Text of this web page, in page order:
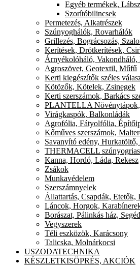
Egyéb termékek,
Szorítóbilincsek
Permetezés, Alkatrészek
Szúnyoghálók, Rovarhálók
Grillezés, Bográcsozás,
Kerítések, Drótkerítések,
Árnyékolóháló, Vakondháló,
Agroszövet, Geotextil, Műfű
Kerti kiegészítők széles
Kötözők, Kötelek, Zsinegek
Kerti szerszámok, Barkács
PLANTELLA
Virágkaspók, Balkonládák
Agrofólia, Fátyolfólia,
Kőműves szerszámok,
Savanyító edény,
THERMACELL
Kanna, Hordó, Láda, Rekesz
Zsákok
Munkavédelem
Szerszámnyelek
Állattartás, Csapdák, Etetők,
Láncok, Horgok,
Borászat, Pálinkás ház,
Vegyszerek
Téli eszközök, Karácsony
Talicska, Molnárkocsi
USZODATECHNIKA
KÉSZLETKISÖPRÉS, AKCIÓK